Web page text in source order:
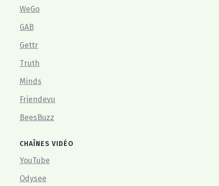
WeGo
GAB
Gettr
Truth
Minds
Friendevu
BeesBuzz
CHAÎNES VIDÉO
YouTube
Odysee